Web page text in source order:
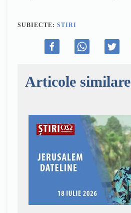
SUBIECTE: STIRI
Articole similare